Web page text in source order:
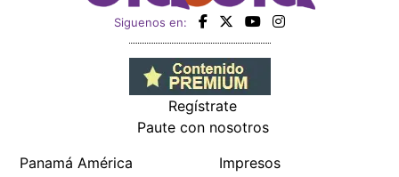
Siguenos en:
Regístrate
Paute con nosotros
Panamá América
Impresos